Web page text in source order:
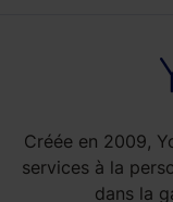
Créée en 2009,
services à la
dans la